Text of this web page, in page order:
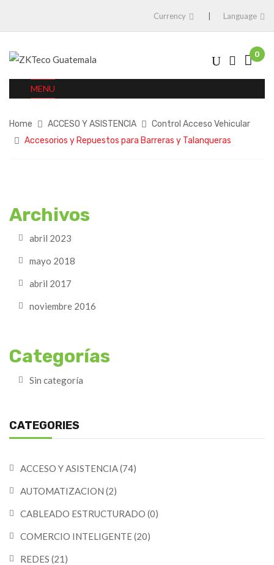
Currency Language
0
MENU
Home ACCESO Y ASISTENCIA
Control Acceso Vehicular
Accesorios y Repuestos para Barreras y Talanqueras
Archivos
abril 2023
mayo 2018
abril 2017
noviembre 2016
Categorías
Sin categoría
CATEGORIES
ACCESO Y ASISTENCIA(74)
AUTOMATIZACION (2)
CABLEADO ESTRUCTURADO (0)
COMERCIO INTELIGENTE(20)
REDES (21)